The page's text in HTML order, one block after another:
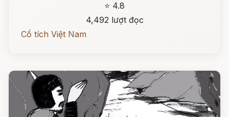
⭐ 4.8
4,492 lượt đọc
Cổ tích Việt Nam